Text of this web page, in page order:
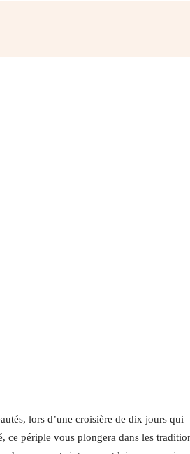
lors d’une croisière de dix jours qui
ce périple vous plongera dans les